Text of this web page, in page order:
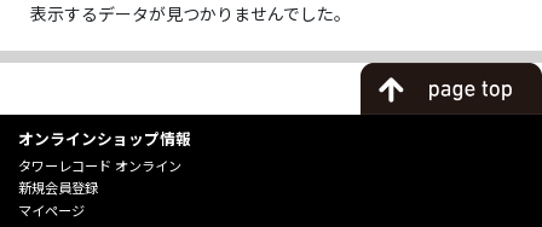
表示するデータが見つかりませんでした。
オンラインショップ情報
タワーレコード オンライン
新規会員登録
マイページ